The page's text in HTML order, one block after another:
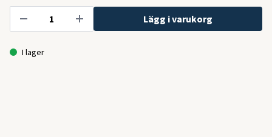
Lägg i varukorg
I lager